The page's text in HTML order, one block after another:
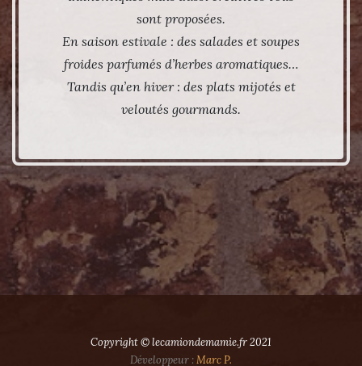
sont proposées.
En saison estivale : des salades et soupes
froides parfumés d’herbes aromatiques…
Tandis qu’en hiver : des plats mijotés et
veloutés gourmands.
Copyright © lecamiondemamie.fr 2021
Développeur :Marc P.